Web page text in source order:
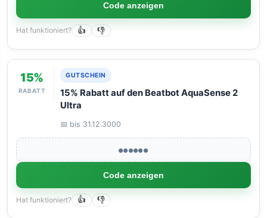
Code anzeigen
Hat funktioniert? 👍 👎
15%
RABATT
GUTSCHEIN
15% Rabatt auf den Beatbot AquaSense 2
Ultra
📅 bis 31.12.3000
●●●●●●
Code anzeigen
Hat funktioniert? 👍 👎